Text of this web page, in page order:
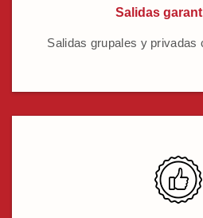
Salidas
Salidas grupales y privadas